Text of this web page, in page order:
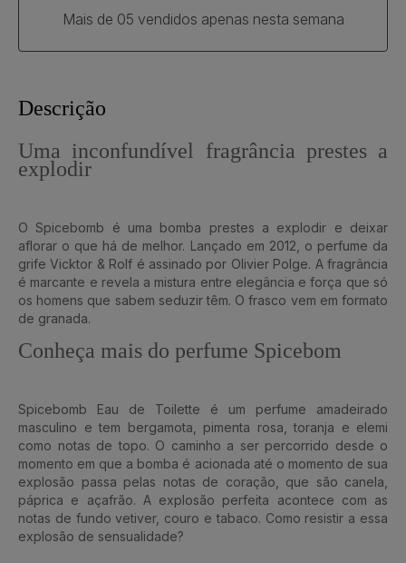
Mais de 05 vendidos apenas nesta semana
Descrição
Uma inconfundível fragrância prestes a
explodir
O Spicebomb é uma bomba prestes a explodir e deixar
aflorar o que há de melhor. Lançado em 2012, o perfume da
grife Vicktor & Rolf é assinado por Olivier Polge. A fragrância
é marcante e revela a mistura entre elegância e força que só
os homens que sabem seduzir têm. O frasco vem em formato
de granada.
Conheça mais do perfume Spicebom
Spicebomb Eau de Toilette é um perfume amadeirado
masculino e tem bergamota, pimenta rosa, toranja e elemi
como notas de topo. O caminho a ser percorrido desde o
momento em que a bomba é acionada até o momento de sua
explosão passa pelas notas de coração, que são canela,
páprica e açafrão. A explosão perfeita acontece com as
notas de fundo vetiver, couro e tabaco. Como resistir a essa
explosão de sensualidade?